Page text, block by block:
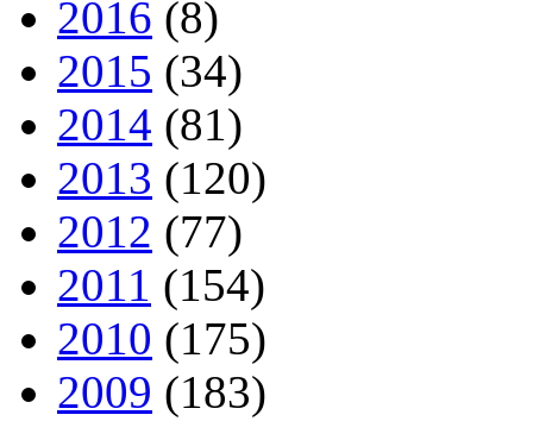
2016 (8)
2015 (34)
2014 (81)
2013 (120)
2012 (77)
2011 (154)
2010 (175)
2009 (183)